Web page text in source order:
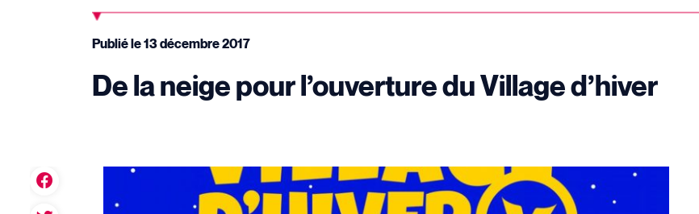
Publié le13 décembre 2017
De la neige pour l’ouverture du Village d’hiver